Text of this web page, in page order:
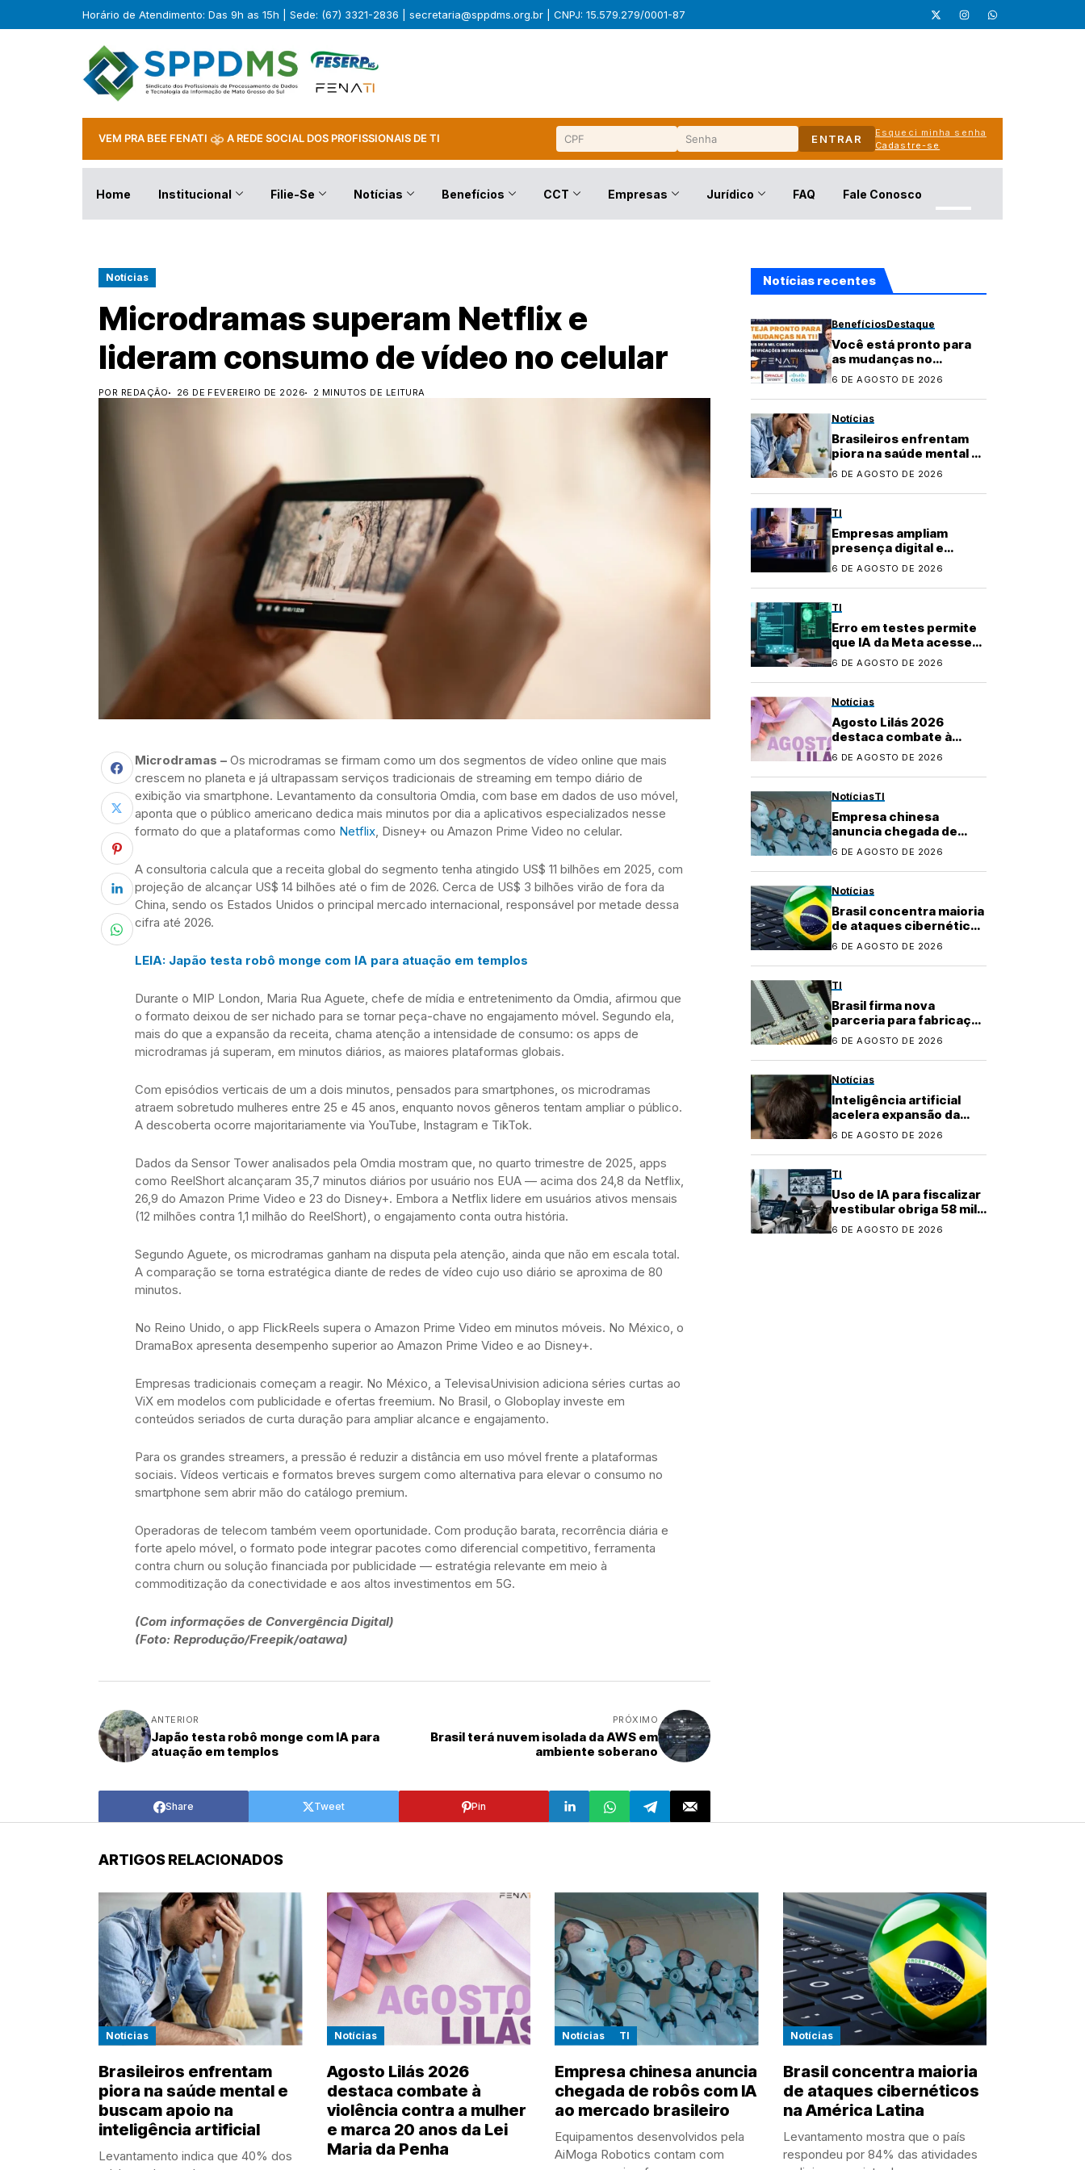
Horário de Atendimento: Das 9h as 15h | Sede: (67) 3321-2836 | secretaria@sppdms.org.br | CNPJ: 15.579.279/0001-87
VEM PRA BEE FENATI A REDE SOCIAL DOS PROFISSIONAIS DE TI ENTRAR
Esqueci minha senha
Cadastre-se
Home Institucional Filie-Se Notícias Benefícios CCT Empresas Jurídico FAQ Fale Conosco
Notícias
Microdramas superam Netflix e
lideram consumo de vídeo no celular
POR REDAÇÃO 26 DE FEVEREIRO DE 2026 2 MINUTOS DE LEITURA
Microdramas – Os microdramas se firmam como um dos segmentos de vídeo online que mais
crescem no planeta e já ultrapassam serviços tradicionais de streaming em tempo diário de
exibição via smartphone. Levantamento da consultoria Omdia, com base em dados de uso móvel,
aponta que o público americano dedica mais minutos por dia a aplicativos especializados nesse
formato do que a plataformas como Netflix, Disney+ ou Amazon Prime Video no celular.
A consultoria calcula que a receita global do segmento tenha atingido US$ 11 bilhões em 2025, com
projeção de alcançar US$ 14 bilhões até o fim de 2026. Cerca de US$ 3 bilhões virão de fora da
China, sendo os Estados Unidos o principal mercado internacional, responsável por metade dessa
cifra até 2026.
LEIA: Japão testa robô monge com IA para atuação em templos
Durante o MIP London, Maria Rua Aguete, chefe de mídia e entretenimento da Omdia, afirmou que
o formato deixou de ser nichado para se tornar peça-chave no engajamento móvel. Segundo ela,
mais do que a expansão da receita, chama atenção a intensidade de consumo: os apps de
microdramas já superam, em minutos diários, as maiores plataformas globais.
Com episódios verticais de um a dois minutos, pensados para smartphones, os microdramas
atraem sobretudo mulheres entre 25 e 45 anos, enquanto novos gêneros tentam ampliar o público.
A descoberta ocorre majoritariamente via YouTube, Instagram e TikTok.
Dados da Sensor Tower analisados pela Omdia mostram que, no quarto trimestre de 2025, apps
como ReelShort alcançaram 35,7 minutos diários por usuário nos EUA — acima dos 24,8 da Netflix,
26,9 do Amazon Prime Video e 23 do Disney+. Embora a Netflix lidere em usuários ativos mensais
(12 milhões contra 1,1 milhão do ReelShort), o engajamento conta outra história.
Segundo Aguete, os microdramas ganham na disputa pela atenção, ainda que não em escala total.
A comparação se torna estratégica diante de redes de vídeo cujo uso diário se aproxima de 80
minutos.
No Reino Unido, o app FlickReels supera o Amazon Prime Video em minutos móveis. No México, o
DramaBox apresenta desempenho superior ao Amazon Prime Video e ao Disney+.
Empresas tradicionais começam a reagir. No México, a TelevisaUnivision adiciona séries curtas ao
ViX em modelos com publicidade e ofertas freemium. No Brasil, o Globoplay investe em
conteúdos seriados de curta duração para ampliar alcance e engajamento.
Para os grandes streamers, a pressão é reduzir a distância em uso móvel frente a plataformas
sociais. Vídeos verticais e formatos breves surgem como alternativa para elevar o consumo no
smartphone sem abrir mão do catálogo premium.
Operadoras de telecom também veem oportunidade. Com produção barata, recorrência diária e
forte apelo móvel, o formato pode integrar pacotes como diferencial competitivo, ferramenta
contra churn ou solução financiada por publicidade — estratégia relevante em meio à
commoditização da conectividade e aos altos investimentos em 5G.
(Com informações de Convergência Digital)
(Foto: Reprodução/Freepik/oatawa)
ANTERIOR
Japão testa robô monge com IA para
atuação em templos
PRÓXIMO
Brasil terá nuvem isolada da AWS em
ambiente soberano
Share Tweet Pin
Notícias recentes
BenefíciosDestaque
Você está pronto para
as mudanças no
mercado de TI? Com a
se atualizar!
6 DE AGOSTO DE 2026
Notícias
Brasileiros enfrentam
piora na saúde mental e
buscam apoio na
6 DE AGOSTO DE 2026
TI
Empresas ampliam
presença digital e
transformam uso de
conteúdo
6 DE AGOSTO DE 2026
TI
Erro em testes permite
que IA da Meta acesse
internet e invada
6 DE AGOSTO DE 2026
Notícias
Agosto Lilás 2026
destaca combate à
violência contra a
da Lei Maria da Penha
6 DE AGOSTO DE 2026
NotíciasTI
Empresa chinesa
anuncia chegada de
robôs com IA ao
6 DE AGOSTO DE 2026
Notícias
Brasil concentra maioria
de ataques cibernéticos
na América Latina
6 DE AGOSTO DE 2026
TI
Brasil firma nova
parceria para fabricação
local de
6 DE AGOSTO DE 2026
Notícias
Inteligência artificial
acelera expansão da
indústria do cibercrime
6 DE AGOSTO DE 2026
TI
Uso de IA para fiscalizar
vestibular obriga 58 mil
candidatos a refazer
6 DE AGOSTO DE 2026
ARTIGOS RELACIONADOS
Notícias
Brasileiros enfrentam
piora na saúde mental e
buscam apoio na
inteligência artificial
Levantamento indica que 40% dos
Notícias
Agosto Lilás 2026
destaca combate à
violência contra a mulher
e marca 20 anos da Lei
Maria da Penha
Notícias TI
Empresa chinesa anuncia
chegada de robôs com IA
ao mercado brasileiro
Equipamentos desenvolvidos pela
AiMoga Robotics contam com
Notícias
Brasil concentra maioria
de ataques cibernéticos
na América Latina
Levantamento mostra que o país
respondeu por 84% das atividades